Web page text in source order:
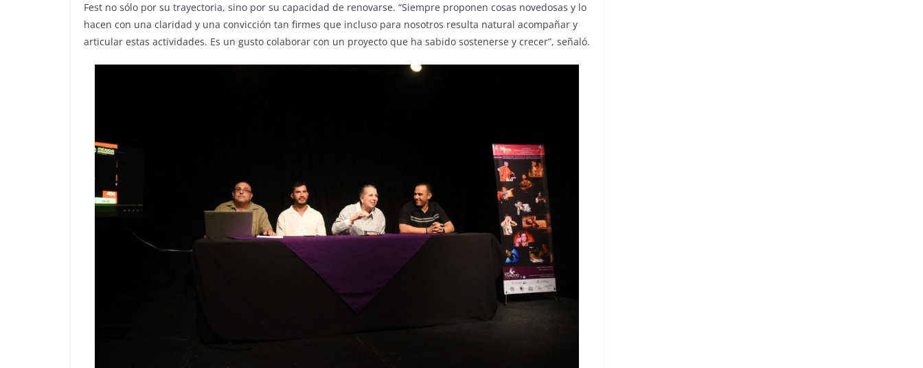
Fest no sólo por su trayectoria, sino por su capacidad de renovarse. “Siempre proponen cosas novedosas y lo
hacen con una claridad y una convicción tan firmes que incluso para nosotros resulta natural acompañar y
articular estas actividades. Es un gusto colaborar con un proyecto que ha sabido sostenerse y crecer”, señaló.